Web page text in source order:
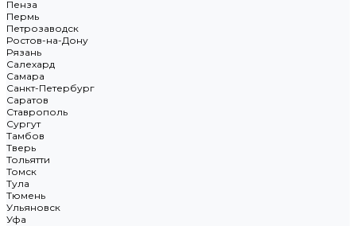
Пенза
Пермь
Петрозаводск
Ростов-на-Дону
Рязань
Салехард
Самара
Санкт-Петербург
Саратов
Ставрополь
Сургут
Тамбов
Тверь
Тольятти
Томск
Тула
Тюмень
Ульяновск
Уфа